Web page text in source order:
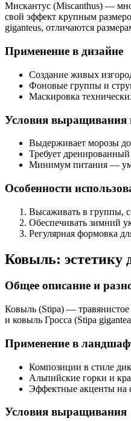
Мискантус (Miscanthus) —
свой эффект крупным
giganteus, отличаются
Применение в дизайне
Создание живых
Фоновые группы и
Маскировка
Условия выращивания
Выдерживает морозы до
Требует
Минимум питания —
Особенности
Высаживать в группы,
Обеспечивать зимний
Регулярная формовка
Ковыль: эстетику
Общее описание и
Ковыль (Stipa) —
и ковыль Гросса (Stipa
Применение в
Композиции в стиле
Альпийские горки и
Эффектные акценты на
Условия выращивания